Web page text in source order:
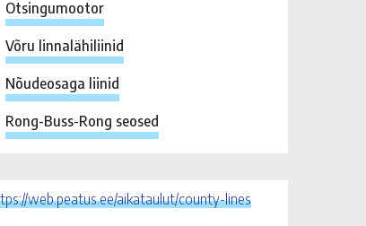
Otsingumootor
Võru linnalähiliinid
Nõudeosaga liinid
Rong-Buss-Rong seosed
web.peatus.ee/aikataulut/county-lines